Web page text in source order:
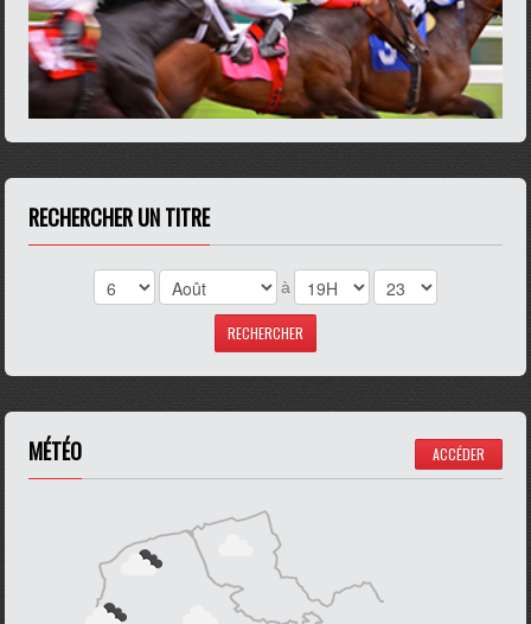
RECHERCHER UN TITRE
à
MÉTÉO ACCÉDER